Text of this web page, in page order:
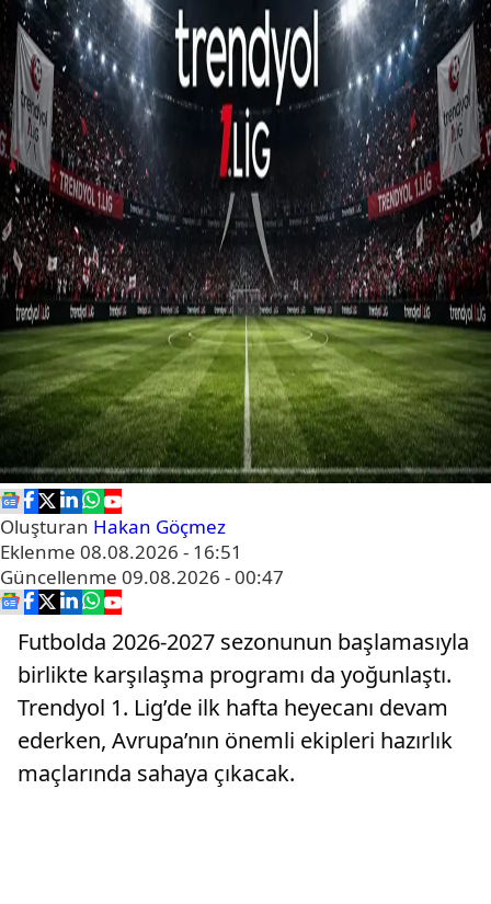
Oluşturan Hakan Göçmez
Eklenme 08.08.2026 - 16:51
Güncellenme 09.08.2026 - 00:47
Futbolda 2026-2027 sezonunun başlamasıyla
birlikte karşılaşma programı da yoğunlaştı.
Trendyol 1. Lig’de ilk hafta heyecanı devam
ederken, Avrupa’nın önemli ekipleri hazırlık
maçlarında sahaya çıkacak.